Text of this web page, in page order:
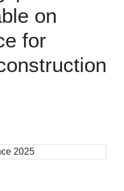
on
for